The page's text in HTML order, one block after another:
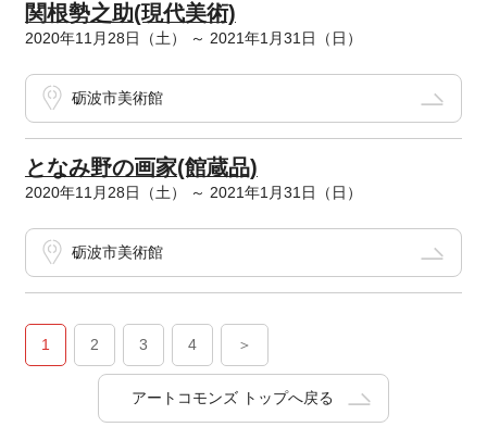
関根勢之助(現代美術)
2020年11月28日（土） ～ 2021年1月31日（日）
砺波市美術館
となみ野の画家(館蔵品)
2020年11月28日（土） ～ 2021年1月31日（日）
砺波市美術館
1 2 3 4 ＞
アートコモンズ トップへ戻る